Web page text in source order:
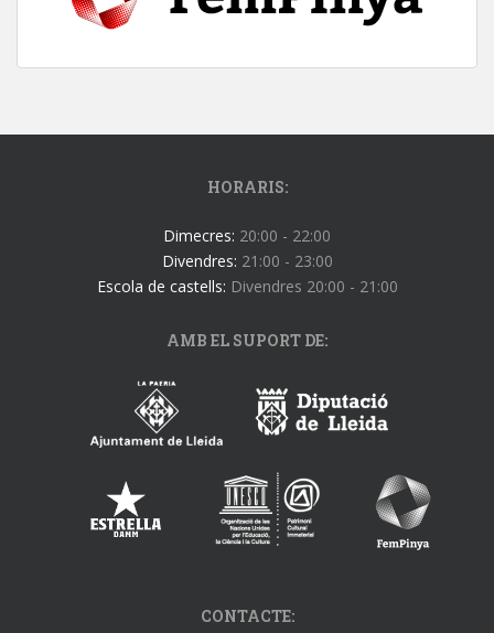
HORARIS:
Dimecres: 20:00 - 22:00
Divendres: 21:00 - 23:00
Escola de castells: Divendres 20:00 - 21:00
AMB EL SUPORT DE:
CONTACTE: